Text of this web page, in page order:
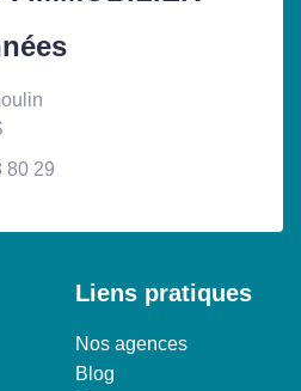
80 29
Liens pratiques
Nos agences
Blog